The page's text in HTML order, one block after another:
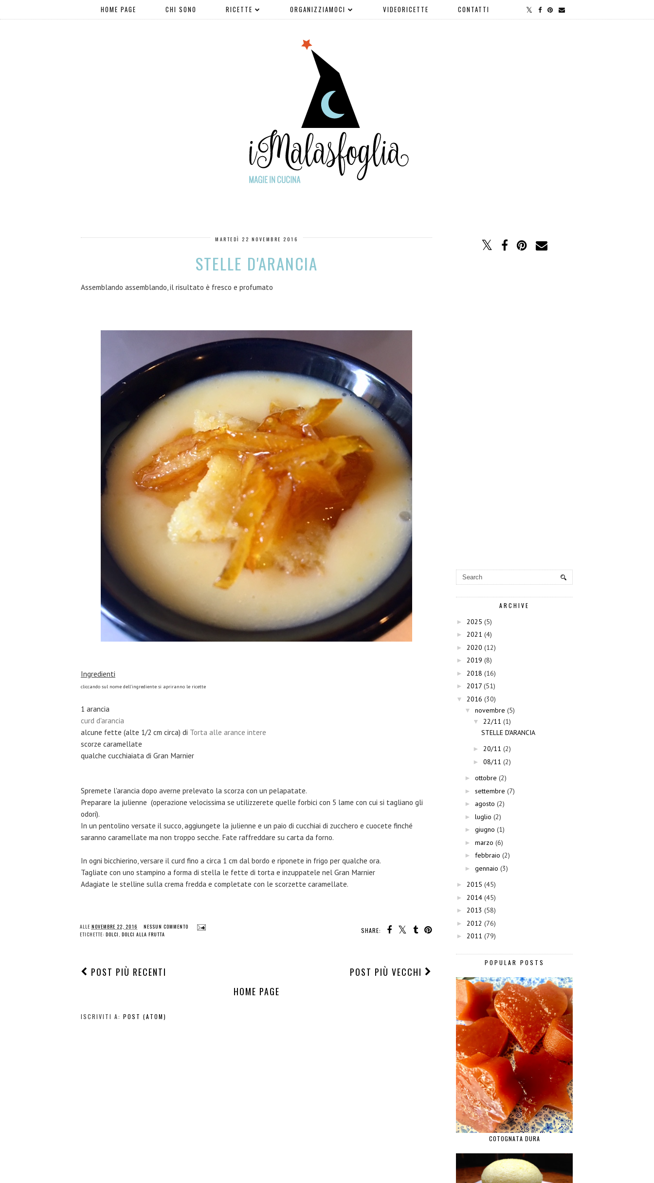
HOME PAGE CHI SONO RICETTE ORGANIZZIAMOCI VIDEORICETTE CONTATTI
MARTEDÌ 22 NOVEMBRE 2016
STELLE D'ARANCIA
Assemblando assemblando, il risultato è fresco e profumato
Ingredienti
cliccando sul nome dell'ingrediente si apriranno le ricette
1 arancia
curd d'arancia
alcune fette (alte 1/2 cm circa) di Torta alle arance intere
scorze caramellate
qualche cucchiaiata di Gran Marnier
Spremete l'arancia dopo averne prelevato la scorza con un pelapatate.
Preparare la julienne (operazione velocissima se utilizzerete quelle forbici con 5 lame con cui si tagliano gli
odori).
In un pentolino versate il succo, aggiungete la julienne e un paio di cucchiai di zucchero e cuocete finché
saranno caramellate ma non troppo secche. Fate raffreddare su carta da forno.
In ogni bicchierino, versare il curd fino a circa 1 cm dal bordo e riponete in frigo per qualche ora.
Tagliate con uno stampino a forma di stella le fette di torta e inzuppatele nel Gran Marnier
Adagiate le stelline sulla crema fredda e completate con le scorzette caramellate.
SHARE:
ALLE NOVEMBRE 22, 2016
NESSUN COMMENTO
ETICHETTE: DOLCI , DOLCI ALLA FRUTTA
POST PIÙ RECENTI
POST PIÙ VECCHI
HOME PAGE
ISCRIVITI A: POST (ATOM)
ARCHIVE
► 2025 (5)
► 2021 (4)
► 2020 (12)
► 2019 (8)
► 2018 (16)
► 2017 (51)
▼ 2016 (30)
▼ novembre (5)
▼ 22/11 (1)
STELLE D'ARANCIA
► 20/11 (2)
► 08/11 (2)
► ottobre (2)
► settembre (7)
► agosto (2)
► luglio (2)
► giugno (1)
► marzo (6)
► febbraio (2)
► gennaio (3)
► 2015 (45)
► 2014 (45)
► 2013 (58)
► 2012 (76)
► 2011 (79)
POPULAR POSTS
COTOGNATA DURA